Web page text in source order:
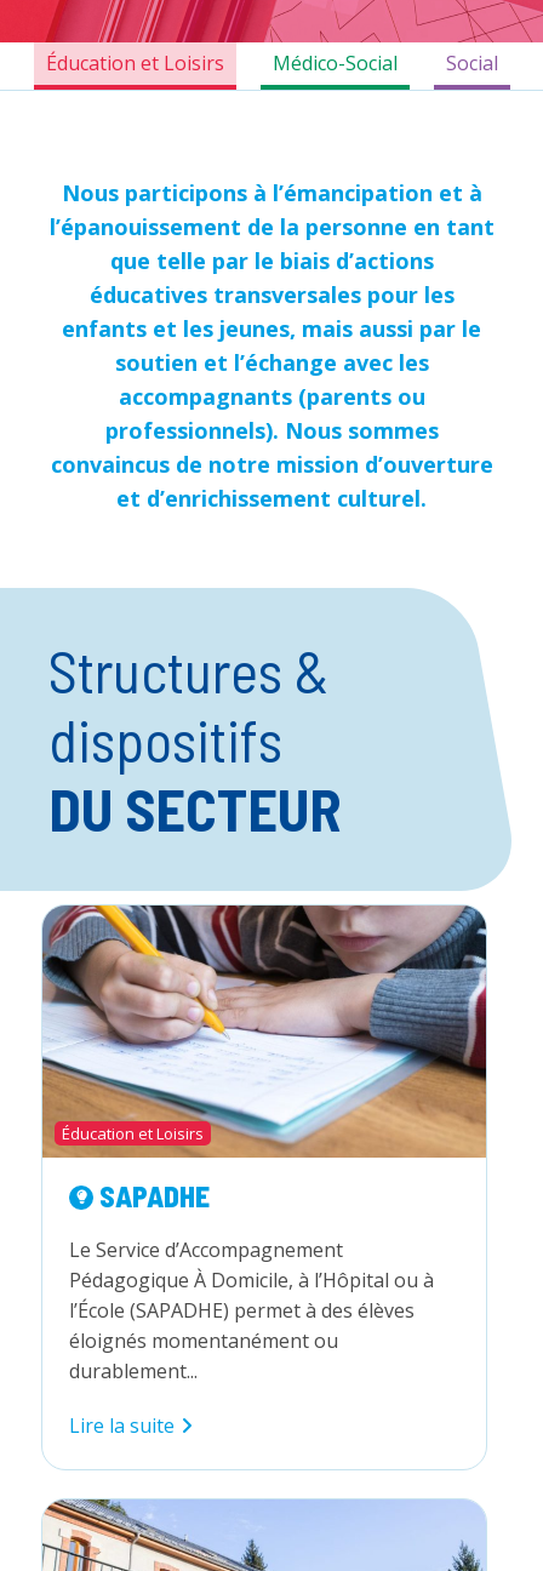
Éducation et Loisirs Médico-Social Social
Nous participons à l’émancipation et à
l’épanouissement de la personne en tant
que telle par le biais d’actions
éducatives transversales pour les
enfants et les jeunes, mais aussi par le
soutien et l’échange avec les
accompagnants (parents ou
professionnels). Nous sommes
convaincus de notre mission d’ouverture
et d’enrichissement culturel.
Structures &
dispositifs
DU SECTEUR
Éducation et Loisirs
SAPADHE
Le Service d’Accompagnement
Pédagogique À Domicile, à l’Hôpital ou à
l’École (SAPADHE) permet à des élèves
éloignés momentanément ou
durablement...
Lire la suite SAPADHE